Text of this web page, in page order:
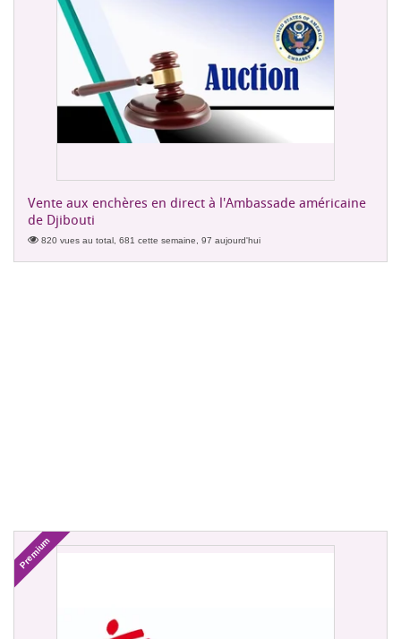
Vente aux enchères en direct à l'Ambassade américaine
de Djibouti
820 vues au total, 681 cette semaine, 97 aujourd'hui
Premium